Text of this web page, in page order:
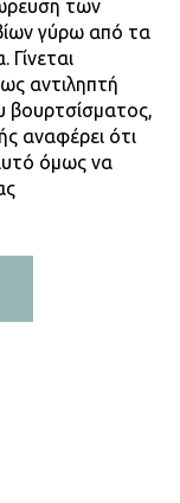
των
γύρω από τα
Γίνεται
αντιληπτή
βουρτσίσματος,
αναφέρει ότι
όμως να